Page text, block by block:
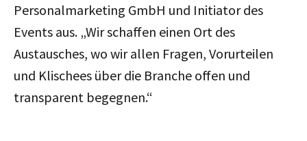
Personalmarketing GmbH und Initiator des
Events aus. „Wir schaffen einen Ort des
Austausches, wo wir allen Fragen, Vorurteilen
und Klischees über die Branche offen und
transparent begegnen.“